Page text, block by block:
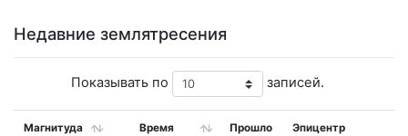
Недавние землятресения
Показывать по записей.
Магнитуда Время Прошло Эпицентр